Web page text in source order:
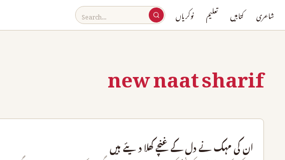
شاعری کتابیں تعلیم نوکریاں
new naat sharif
ان کی مہک نے دل کے غنچے کھلا دیئے ہیں